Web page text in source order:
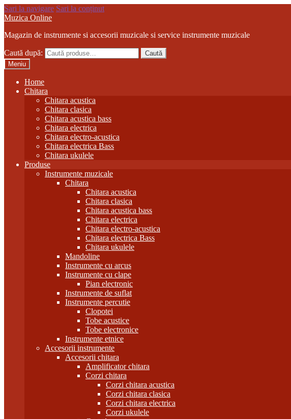
Sari la navigare Sari la conținut
Muzica Online
Magazin de instrumente si accesorii muzicale si service instrumente muzicale
Caută după:
Caută
Meniu
Home
Chitara
Chitara acustica
Chitara clasica
Chitara acustica bass
Chitara electrica
Chitara electro-acustica
Chitara electrica Bass
Chitara ukulele
Produse
Instrumente muzicale
Chitara
Chitara acustica
Chitara clasica
Chitara acustica bass
Chitara electrica
Chitara electro-acustica
Chitara electrica Bass
Chitara ukulele
Mandoline
Instrumente cu arcus
Instrumente cu clape
Pian electronic
Instrumente de suflat
Instrumente percutie
Clopotei
Tobe acustice
Tobe electronice
Instrumente etnice
Accesorii instrumente
Accesorii chitara
Amplificator chitara
Corzi chitara
Corzi chitara acustica
Corzi chitara clasica
Corzi chitara electrica
Corzi ukulele